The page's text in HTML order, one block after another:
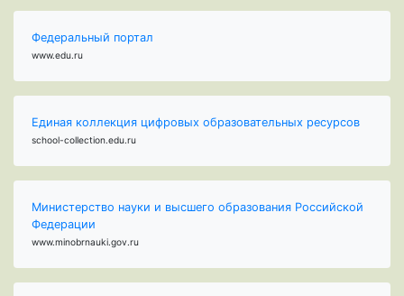
Федеральный портал
www.edu.ru
Единая коллекция цифровых образовательных ресурсов
school-collection.edu.ru
Министерство науки и высшего образования Российской
Федерации
www.minobrnauki.gov.ru